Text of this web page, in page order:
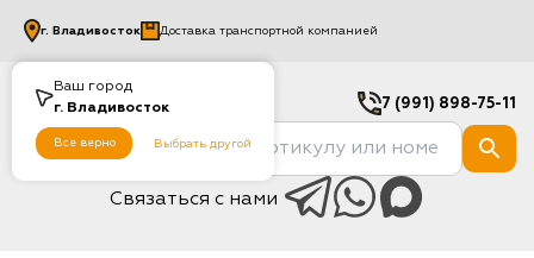
Ваш город
г. Владивосток
Все верно Выбрать другой
г. Владивосток Доставка транспортной компанией
7 (991) 898-75-11
Связаться с нами